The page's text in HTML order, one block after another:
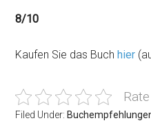
8/10
Kaufen Sie das Buchhier
Filed Under: